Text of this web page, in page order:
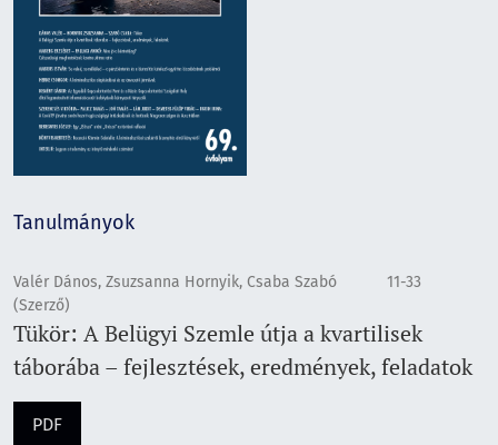
Tanulmányok
Valér Dános, Zsuzsanna Hornyik, Csaba Szabó
(Szerző)
11-33
Tükör: A Belügyi Szemle útja a kvartilisek
táborába – fejlesztések, eredmények, feladatok
PDF